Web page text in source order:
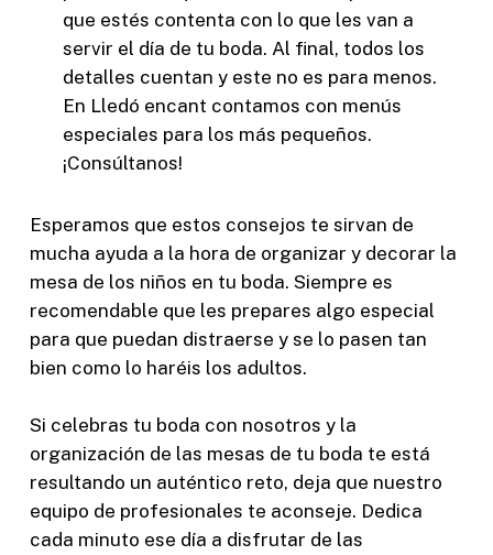
que estés contenta con lo que les van a
servir el día de tu boda. Al final, todos los
detalles cuentan y este no es para menos.
En Lledó encant contamos con menús
especiales para los más pequeños.
¡Consúltanos!
Esperamos que estos consejos te sirvan de
mucha ayuda a la hora de organizar y decorar la
mesa de los niños en tu boda. Siempre es
recomendable que les prepares algo especial
para que puedan distraerse y se lo pasen tan
bien como lo haréis los adultos.
Si celebras tu boda con nosotros y la
organización de las mesas de tu boda te está
resultando un auténtico reto, deja que nuestro
equipo de profesionales te aconseje. Dedica
cada minuto ese día a disfrutar de las